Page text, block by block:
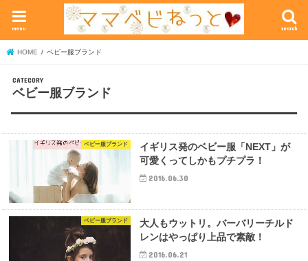
search
menu
HOME ベビー服ブランド
ベビー服ブランド
ベビー服ブランド
イギリス発のベビー服「NEXT」が
可愛くってしかもプチプラ！
2016.06.30
ベビー服ブランド
大人もウットリ。バーバリーチルド
レンはやっぱり上品で素敵！
2016.06.21